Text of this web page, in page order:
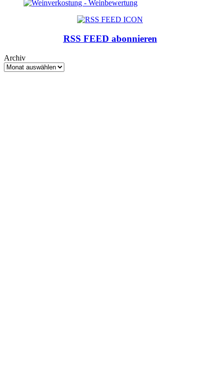
RSS FEED abonnieren
Archiv